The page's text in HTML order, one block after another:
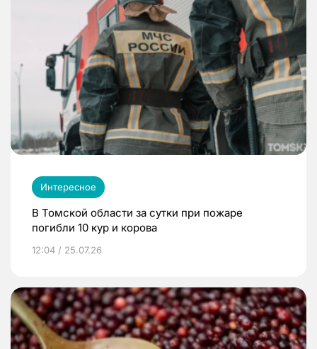
Интересное
В Томской области за сутки при пожаре
погибли 10 кур и корова
12:04 / 25.07.26